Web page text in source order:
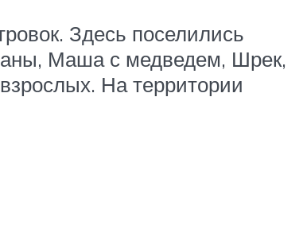
Здесь поселились
Маша с медведем, Шрек,
На территории